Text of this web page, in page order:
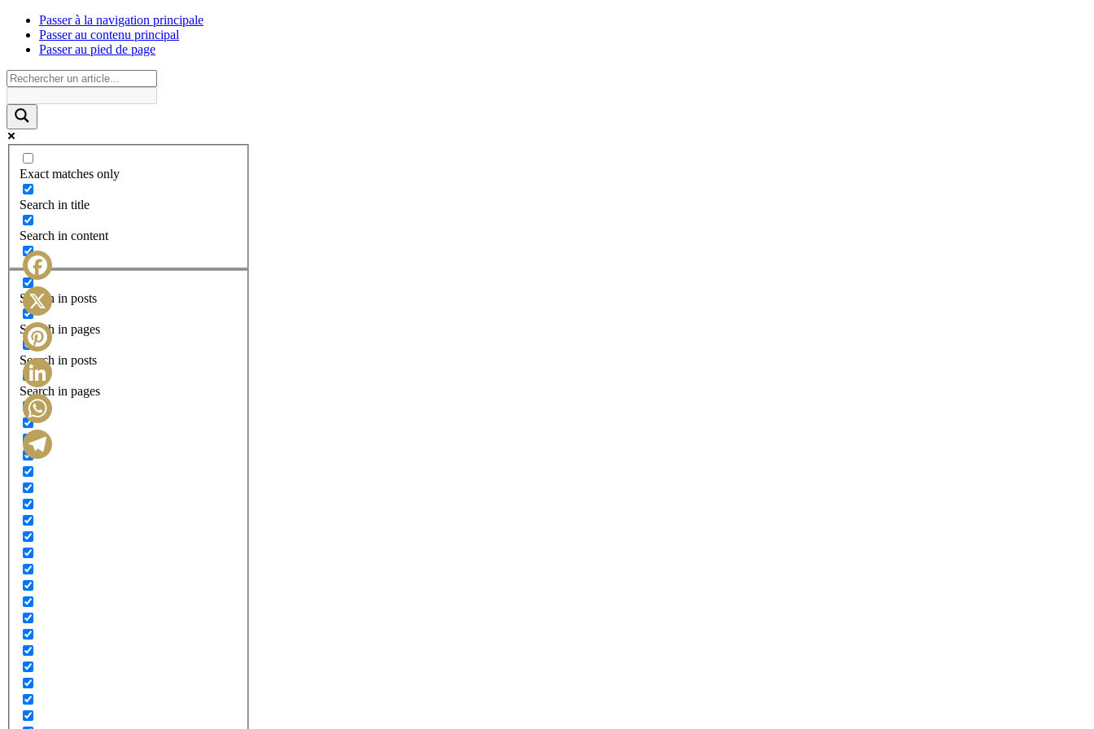
Passer à la navigation principale
Passer au contenu principal
Passer au pied de page
Exact matches only
Search in title
Search in content
Search in posts
Search in pages
Search in posts
Search in pages
Facebook
X
Pinterest
LinkedIn
WhatsApp
Telegram